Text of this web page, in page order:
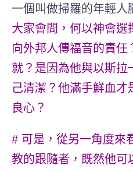
一個叫做掃羅的年輕人
大家會問，何以神會選
向外邦人傳福音的責任
就？是因為他與以斯拉
己清潔？他滿手鮮血
良心？
# 可是，從另一角度來
教的跟隨者，既然他可